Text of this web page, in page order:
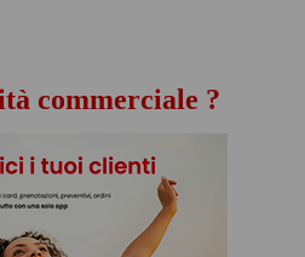
commerciale ?